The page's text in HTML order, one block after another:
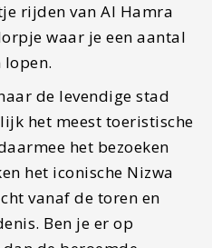
door de souq voor
Nizwa
heel divers maar dat
de accommodaties.
inNima Guest House
vlak op loopafstand